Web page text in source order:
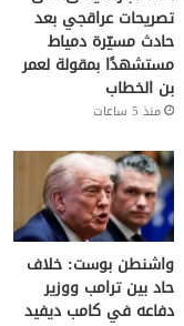
تصريحات عراقجي بعد
حادث مسيّرة دمياط
مستشهدًا بمقولة لعمر
بن الخطاب
منذ 5 ساعات
واشنطن بوست: خلاف
حاد بين ترامب ووزير
دفاعه في كامب ديفيد